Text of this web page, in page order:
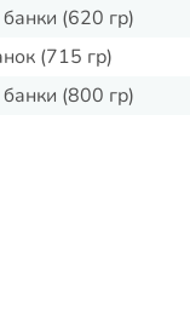
(620 гр)
(715 гр)
(800 гр)